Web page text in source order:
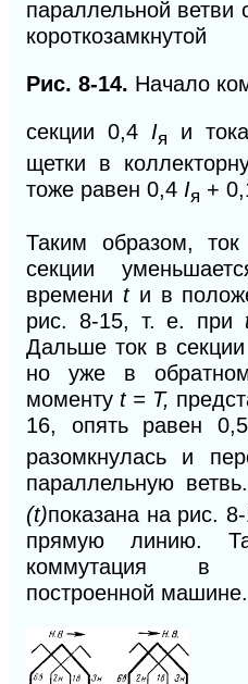
параллельной ветви
короткозамкнутой
Рис. 8-14. Начало
секции 0,4 Iя и
щетки в
тоже равен 0,4 Iя +
Таким образом, ток
секции
времени tи в
рис. 8-15, т. е. при
Дальше ток в секции
но уже в
моменту t = Т,
16, опять равен
разомкнулась и
параллельную
(t)показана на рис.
прямую линию.
коммутация в
построенной машине.